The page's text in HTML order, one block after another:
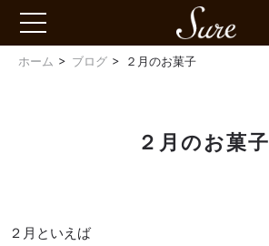
toggle
ホーム ブログ ２月のお菓子
２月のお菓子
２月といえば